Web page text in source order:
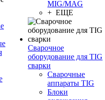
MIG/MAG
+ ЕЩЕ
Сварочное
оборудование для TIG
сварки
Сварочные
аппараты TIG
Блоки